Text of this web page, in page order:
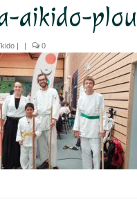
aikido-
| | 0